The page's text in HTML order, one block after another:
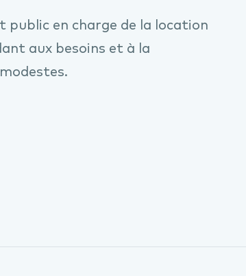
public en charge de la location
aux besoins et à la